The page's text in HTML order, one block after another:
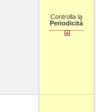
Controlla la
Periodicità